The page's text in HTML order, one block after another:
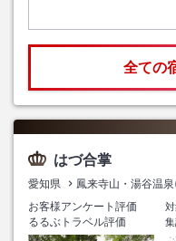
全ての
はづ合掌
愛知県 鳳来寺山・湯谷温
お客様アンケート評価
るるぶトラベル評価